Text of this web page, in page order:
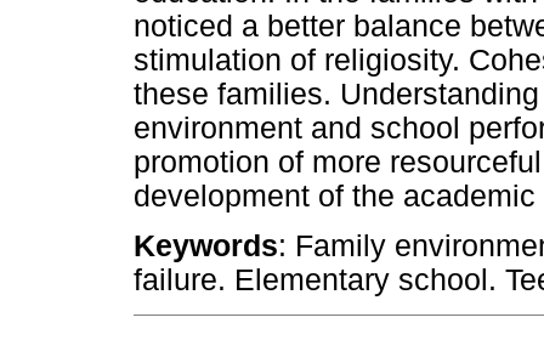
noticed a better balance
stimulation of religiosity.
these families.
environment and school
promotion of more
development of the
Keywords: Family
failure. Elementary school.